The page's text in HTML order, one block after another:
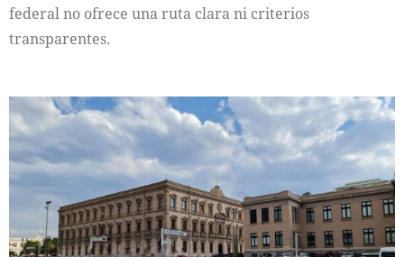
federal no ofrece una ruta clara ni criterios
transparentes.